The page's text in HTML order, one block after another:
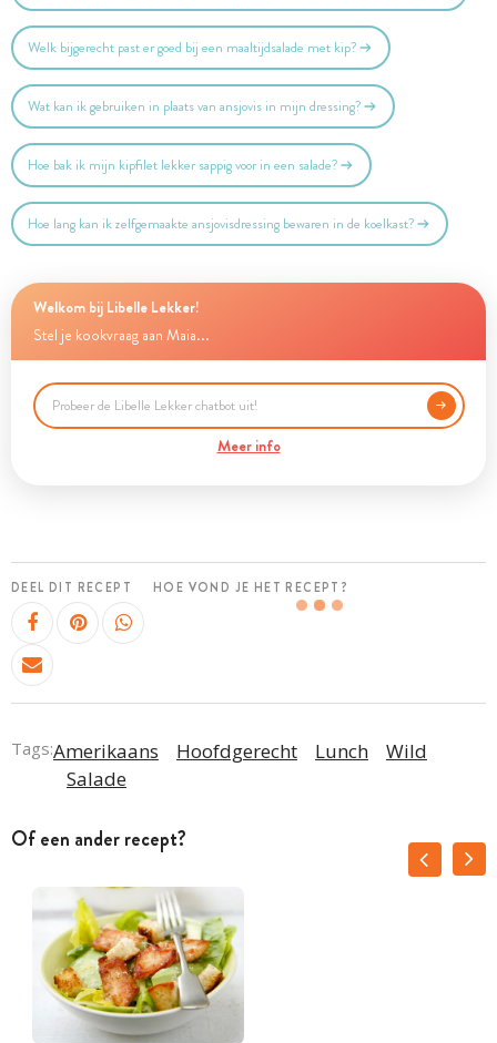
Welk bijgerecht past er goed bij een maaltijdsalade met kip?
Wat kan ik gebruiken in plaats van ansjovis in mijn dressing?
Hoe bak ik mijn kipfilet lekker sappig voor in een salade?
Hoe lang kan ik zelfgemaakte ansjovisdressing bewaren in de koelkast?
Welkom bij Libelle Lekker!
Stel je kookvraag aan Maia...
Meer info
DEEL DIT RECEPT HOE VOND JE HET RECEPT?
Tags:Amerikaans Hoofdgerecht Lunch
Wild
Salade
Of een ander recept?